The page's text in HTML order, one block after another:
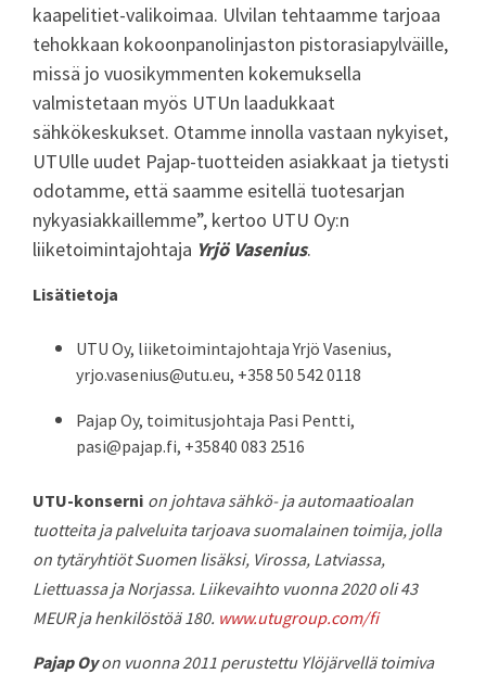
kaapelitiet-valikoimaa. Ulvilan tehtaamme tarjoaa
tehokkaan kokoonpanolinjaston pistorasiapylväille,
missä jo vuosikymmenten kokemuksella
valmistetaan myös UTUn laadukkaat
sähkökeskukset. Otamme innolla vastaan nykyiset,
UTUlle uudet Pajap-tuotteiden asiakkaat ja tietysti
odotamme, että saamme esitellä tuotesarjan
nykyasiakkaillemme”, kertoo UTU Oy:n
liiketoimintajohtaja Yrjö Vasenius.
Lisätietoja
UTU Oy, liiketoimintajohtaja Yrjö Vasenius,
yrjo.vasenius@utu.eu, +358 50 542 0118
Pajap Oy, toimitusjohtaja Pasi Pentti,
pasi@pajap.fi, +35840 083 2516
UTU-konserni on johtava sähkö- ja automaatioalan
tuotteita ja palveluita tarjoava suomalainen toimija, jolla
on tytäryhtiöt Suomen lisäksi, Virossa, Latviassa,
Liettuassa ja Norjassa. Liikevaihto vuonna 2020 oli 43
MEUR ja henkilöstöä 180. www.utugroup.com/fi
Pajap Oyon vuonna 2011 perustettu Ylöjärvellä toimiva